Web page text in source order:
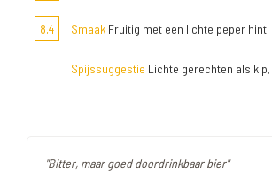
8,4 Smaak Fruitig met een lichte peper hint
Spijssuggestie Lichte gerechten als
"Bitter, maar goed doordrinkbaar bier"